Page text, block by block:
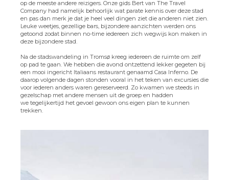
op de meeste andere reizigers. Onze gids Bert van The Travel
Company had namelijk behoorlijk wat parate kennis over deze stad
en pas dan merk je dat je heel veel dingen ziet die anderen niet zien.
Leuke weetjes, gezellige bars, bijzondere aanzichten werden ons
getoond zodat binnen no-time iedereen zich wegwijs kon maken in
deze bijzondere stad.
Na de stadswandeling in Tromsø kreeg iedereen de ruimte om zelf
op pad te gaan. We hebben die avond ontzettend lekker gegeten bij
een mooi ingericht Italiaans restaurant genaamd Casa Inferno. De
daarop volgende dagen stonden vooral in het teken van excursies die
voor iederen anders waren gereserveerd. Zo kwamen we steeds in
gezelschap met andere mensen uit de groep en hadden
we tegelijkertijd het gevoel gewoon ons eigen plan te kunnen
trekken.